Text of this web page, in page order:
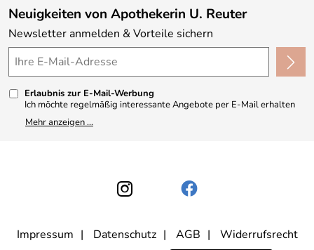
Kundenlogin
Neu
Angebote
Made in Germany
4,9/5*****
Neuigkeiten von Apothekerin U. Reuter
Newsletter anmelden & Vorteile sichern
Erlaubnis zur E-Mail-Werbung
Ich möchte regelmäßig interessante Angebote per E-Mail erhalten
und ausserdem nach Erhalt meiner Bestellung an die Möglichkeit zur
Abgabe einer Produktbewertung erinnert werden. Meine
werden. Dabei ist nicht erkennbar, welche konkrete Person geklickt
hat. Diese Einwilligung zur Nutzung meiner E-Mail- Adresse für
Werbezwecke kann ich jederzeit mit Wirkung für die Zukunft
Mitgliederbereich deaktiviere. Die Datenschutzerklärunghabe ich
zur Kenntnis genommen.
Mehr anzeigen ...
Impressum Datenschutz AGB
Widerrufsrecht